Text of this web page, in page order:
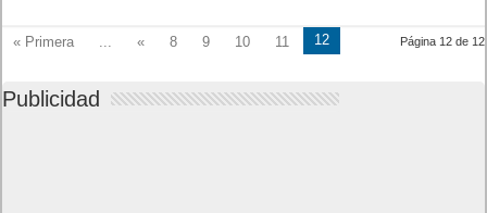
Página 12 de 12
« Primera « 8 9 10 11 12
Publicidad